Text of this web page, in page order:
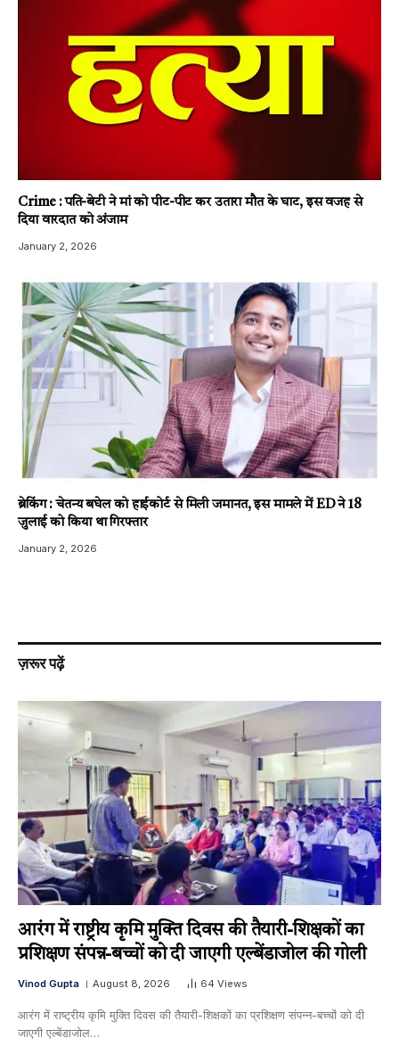
Crime : पति-बेटी ने मां को पीट-पीट कर उतारा मौत के घाट, इस वजह से
दिया वारदात को अंजाम
January 2, 2026
ब्रेकिंग : चेतन्य बघेल को हाईकोर्ट से मिली जमानत, इस मामले में ED ने 18
जुलाई को किया था गिरफ्तार
January 2, 2026
ज़रूर पढ़ें
आरंग में राष्ट्रीय कृमि मुक्ति दिवस की तैयारी-शिक्षकों का
प्रशिक्षण संपन्न-बच्चों को दी जाएगी एल्बेंडाजोल की गोली
Vinod Gupta August 8, 2026 64 Views
आरंग में राष्ट्रीय कृमि मुक्ति दिवस की तैयारी-शिक्षकों का प्रशिक्षण संपन्न-बच्चों को दी
जाएगी एल्बेंडाजोल…